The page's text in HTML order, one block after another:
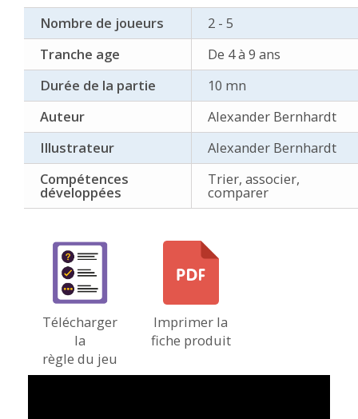
Nombre de joueurs
2 - 5
Tranche age
De 4 à 9 ans
Durée de la partie
10 mn
Auteur
Alexander Bernhardt
Illustrateur
Alexander Bernhardt
Compétences
développées
Trier, associer,
comparer
Télécharger
la
règle du jeu
Imprimer la
fiche produit